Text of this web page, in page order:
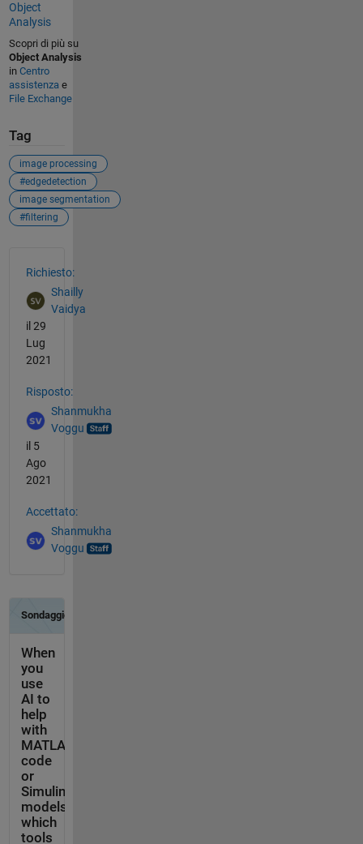
Object
Analysis
Scopri di più su
Object Analysis
in Centro
assistenzae
File Exchange
Tag
image processing
#edgedetection
image segmentation
#filtering
Richiesto:
Shailly
Vaidya
il 29
Lug
2021
Risposto:
Shanmukha
Voggu
il 5
Ago
2021
Accettato:
Shanmukha
Voggu